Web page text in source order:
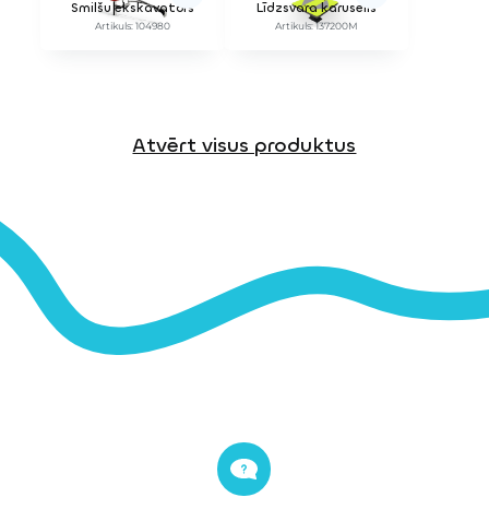
Smilšu ekskavators
Artikuls: 104980
Līdzsvara karuselis
Artikuls: 137200M
Atvērt visus produktus